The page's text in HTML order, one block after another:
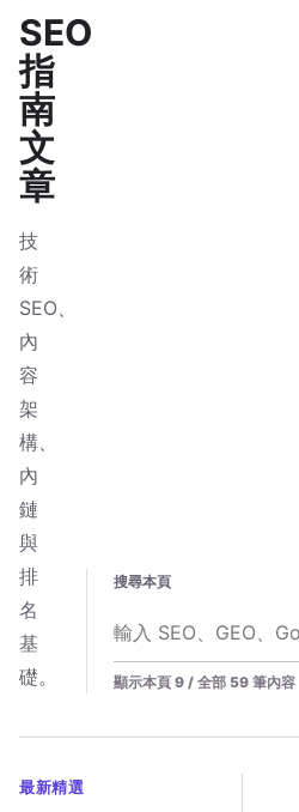
SEO
指
南
文
章
技
術
SEO、
內
容
架
構、
內
鏈
與
排
名
基
礎。
搜尋本頁
顯示本頁 9 / 全部 59 筆內容
最新精選